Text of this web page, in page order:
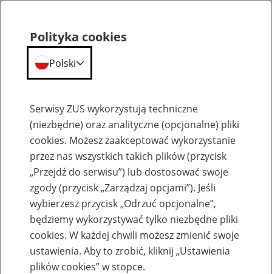
Przepraszamy,
podana strona nie została znaleziona.
Błąd 404
Przejdź do strony głównej
Polityka cookies
Polski
Serwisy ZUS wykorzystują techniczne
(niezbędne) oraz analityczne (opcjonalne) pliki
cookies. Możesz zaakceptować wykorzystanie
przez nas wszystkich takich plików (przycisk
„Przejdź do serwisu”) lub dostosować swoje
zgody (przycisk „Zarządzaj opcjami”). Jeśli
wybierzesz przycisk „Odrzuć opcjonalne”,
będziemy wykorzystywać tylko niezbędne pliki
cookies. W każdej chwili możesz zmienić swoje
ustawienia. Aby to zrobić, kliknij „Ustawienia
plików cookies” w stopce.